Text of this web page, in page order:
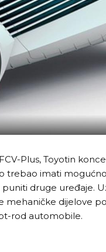
Plus, Toyotin
trebao imati
druge uređaje.
mehaničke dijelove
rod automobile.